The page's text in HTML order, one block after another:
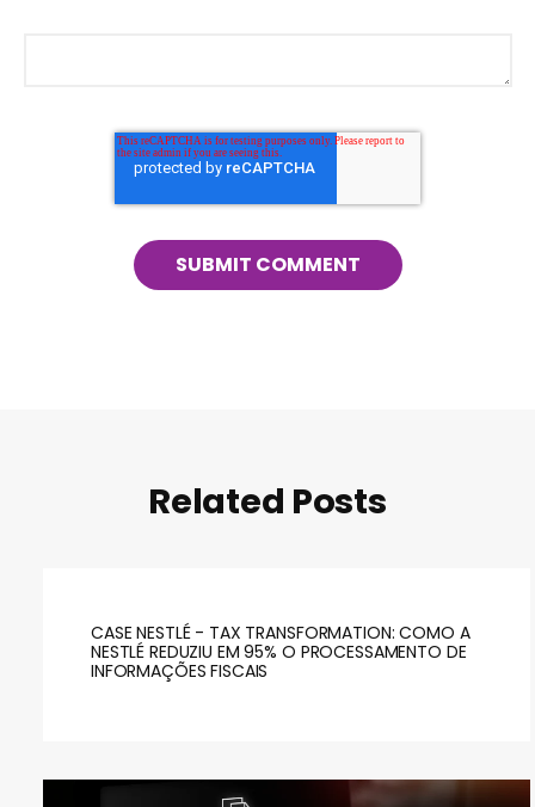
Related Posts
CASE NESTLÉ - TAX TRANSFORMATION: COMO A
NESTLÉ REDUZIU EM 95% O PROCESSAMENTO DE
INFORMAÇÕES FISCAIS